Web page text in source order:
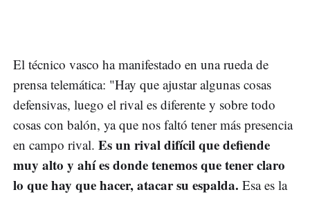
El técnico vasco ha manifestado en una rueda de
prensa telemática: "Hay que ajustar algunas cosas
defensivas, luego el rival es diferente y sobre todo
cosas con balón, ya que nos faltó tener más presencia
en campo rival. Es un rival difícil que defiende
muy alto y ahí es donde tenemos que tener claro
lo que hay que hacer, atacar su espalda. Esa es la